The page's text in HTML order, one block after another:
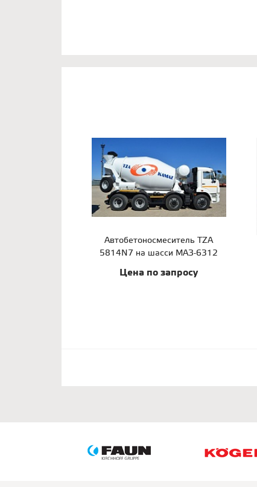
Автобетоносмеситель TZA
5814N7 на шасси МАЗ-6312
Цена по запросу